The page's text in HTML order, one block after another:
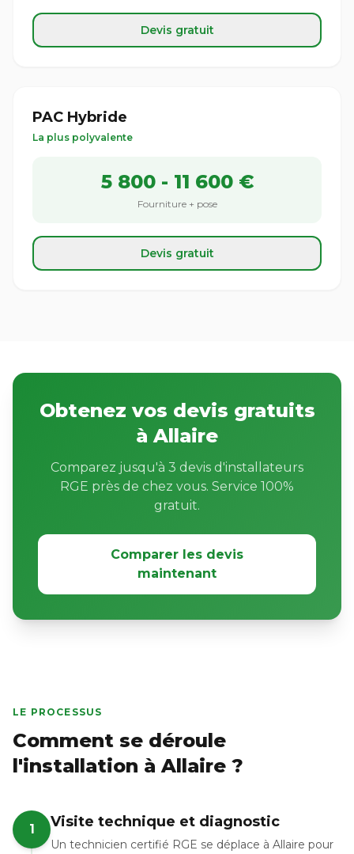
Devis gratuit
PAC Hybride
La plus polyvalente
5 800 - 11 600 €
Fourniture + pose
Devis gratuit
Obtenez vos devis gratuits
à Allaire
Comparez jusqu'à 3 devis d'installateurs
RGE près de chez vous. Service 100%
gratuit.
Comparer les devis
maintenant
LE PROCESSUS
Comment se déroule
l'installation à Allaire ?
1 Visite technique et diagnostic
Un technicien certifié RGE se déplace à Allaire pour